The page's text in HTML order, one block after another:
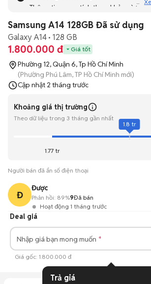
Thông tin mang tính tham khảo và bạn
tương tự khác dưới đây nhé!
Samsung A14 128GB Đã sử dụng
Galaxy A14 128 GB
1.800.000 đ Giá tốt
Phường 12, Quận 6, Tp Hồ Chí Minh
(Phường Phú Lâm, TP Hồ Chí Minh mới)
Cập nhật 2 tháng trước
Khoảng giá thị trường
Theo dữ liệu trong 3 tháng gần nhất
1.77 tr
1.8 tr
Người bán đã ẩn số điện thoại
Đ
Được
Hoạt động 1 tháng trước
Phản hồi: 89%9Đã bán
Deal giá
Nhập giá bạn mong muốn
Giá gốc: 1.800.000 đ
Trả giá